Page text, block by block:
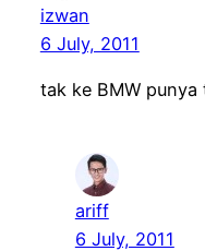
izwan
6 July, 2011
tak ke BMW punya
ariff
6 July, 2011